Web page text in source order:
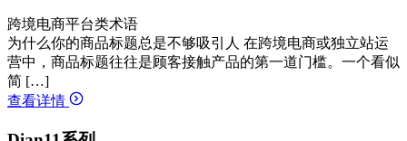
跨境电商平台类术语
为什么你的商品标题总是不够吸引人 在跨境电商或独立站运
营中，商品标题往往是顾客接触产品的第一道门槛。一个看似
简 […]
查看详情